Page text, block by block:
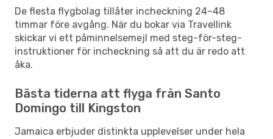
De flesta flygbolag tillåter incheckning 24–48
timmar före avgång. När du bokar via Travellink
skickar vi ett påminnelsemejl med steg-för-steg-
instruktioner för incheckning så att du är redo att
åka.
Bästa tiderna att flyga från Santo
Domingo till Kingston
Jamaica erbjuder distinkta upplevelser under hela